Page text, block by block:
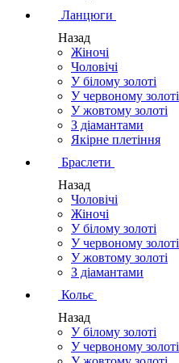
Ланцюги
Назад
Жіночі
Чоловічі
У білому золоті
У червоному золоті
У жовтому золоті
З діамантами
Якірне плетіння
Браслети
Назад
Чоловічі
Жіночі
У білому золоті
У червоному золоті
У жовтому золоті
З діамантами
Кольє
Назад
У білому золоті
У червоному золоті